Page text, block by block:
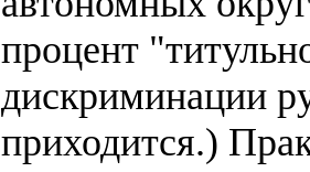
процент
дискриминации
приходится.)